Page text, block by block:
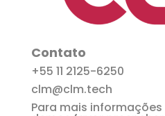
Contato
+55 11 2125-6250
clm@clm.tech
Para mais